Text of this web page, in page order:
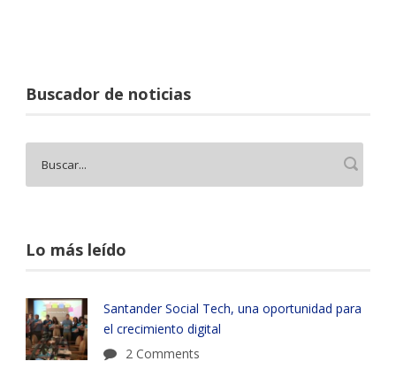
Buscador de noticias
Lo más leído
Santander Social Tech, una oportunidad para
el crecimiento digital
2 Comments